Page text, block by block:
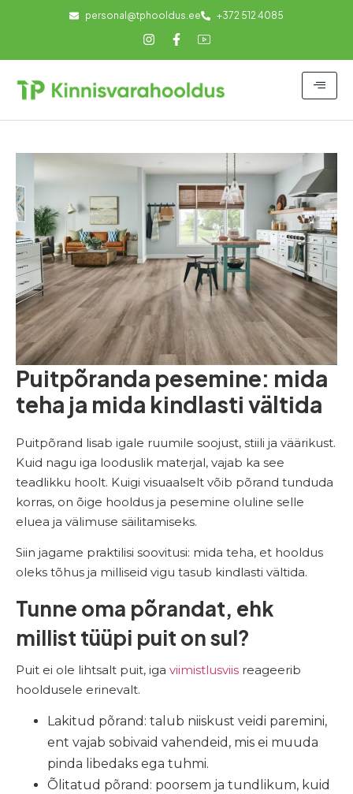
personal@tphooldus.ee +372 512 4085
Puitpõranda pesemine: mida
teha ja mida kindlasti vältida
Puitpõrand lisab igale ruumile soojust, stiili ja väärikust.
Kuid nagu iga looduslik materjal, vajab ka see
teadlikku hoolt. Kuigi visuaalselt võib põrand tunduda
korras, on õige hooldus ja pesemine oluline selle
eluea ja välimuse säilitamiseks.
Siin jagame praktilisi soovitusi: mida teha, et hooldus
oleks tõhus ja milliseid vigu tasub kindlasti vältida.
Tunne oma põrandat, ehk
millist tüüpi puit on sul?
Puit ei ole lihtsalt puit, iga viimistlusviis reageerib
hooldusele erinevalt.
Lakitud põrand: talub niiskust veidi paremini,
ent vajab sobivaid vahendeid, mis ei muuda
pinda libedaks ega tuhmi.
Õlitatud põrand: poorsem ja tundlikum, kuid